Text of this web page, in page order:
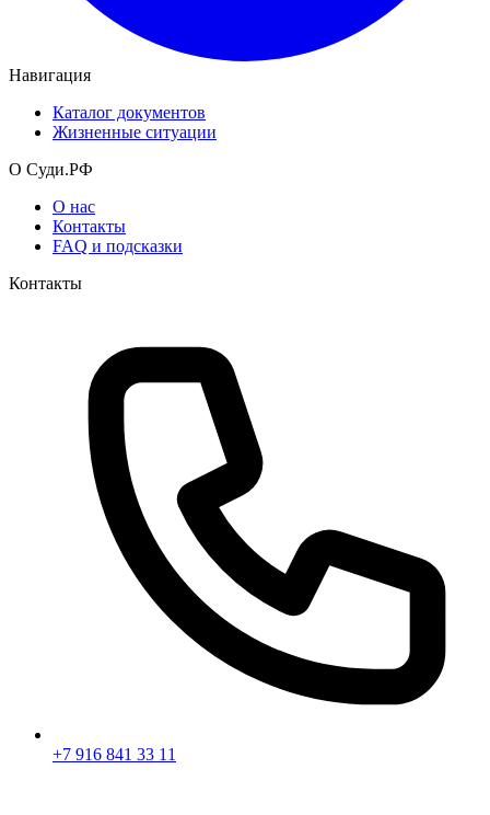
Навигация
Каталог документов
Жизненные ситуации
О Суди.РФ
О нас
Контакты
FAQ и подсказки
Контакты
+7 916 841 33 11